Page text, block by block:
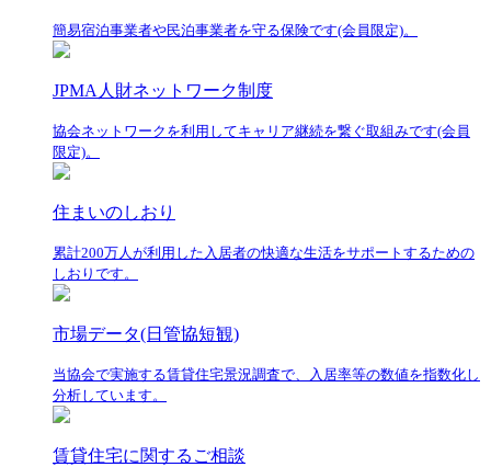
簡易宿泊事業者や民泊事業者を守る保険です(会員限定)。
JPMA人財ネットワーク制度
協会ネットワークを利用してキャリア継続を繋ぐ取組みです(会員
限定)。
住まいのしおり
累計200万人が利用した入居者の快適な生活をサポートするための
しおりです。
市場データ(日管協短観)
当協会で実施する賃貸住宅景況調査で、入居率等の数値を指数化し
分析しています。
賃貸住宅に関するご相談